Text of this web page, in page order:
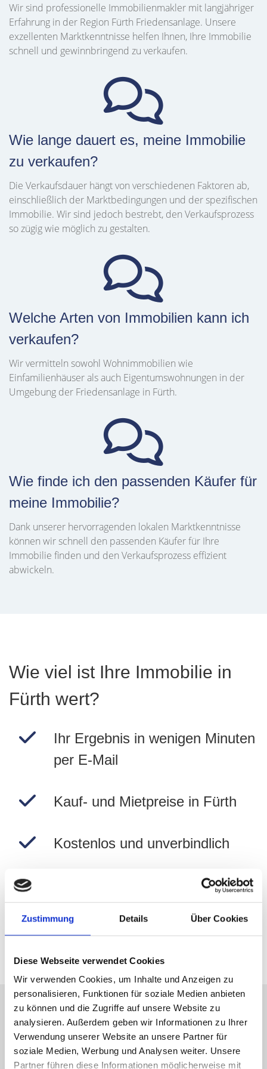
Zustimmung Details Über Cookies
Diese Webseite verwendet Cookies
Wir verwenden Cookies, um Inhalte und Anzeigen zu
personalisieren, Funktionen für soziale Medien anbieten
zu können und die Zugriffe auf unsere Website zu
analysieren. Außerdem geben wir Informationen zu Ihrer
Verwendung unserer Website an unsere Partner für
soziale Medien, Werbung und Analysen weiter. Unsere
Partner führen diese Informationen möglicherweise mit
Wir sind professionelle Immobilienmakler mit langjähriger
Erfahrung in der Region Fürth Friedensanlage. Unsere
exzellenten Marktkenntnisse helfen Ihnen, Ihre Immobilie
schnell und gewinnbringend zu verkaufen.
Wie lange dauert es, meine Immobilie
zu verkaufen?
Die Verkaufsdauer hängt von verschiedenen Faktoren ab,
einschließlich der Marktbedingungen und der spezifischen
Immobilie. Wir sind jedoch bestrebt, den Verkaufsprozess
so zügig wie möglich zu gestalten.
Welche Arten von Immobilien kann ich
verkaufen?
Wir vermitteln sowohl Wohnimmobilien wie
Einfamilienhäuser als auch Eigentumswohnungen in der
Umgebung der Friedensanlage in Fürth.
Wie finde ich den passenden Käufer für
meine Immobilie?
Dank unserer hervorragenden lokalen Marktkenntnisse
können wir schnell den passenden Käufer für Ihre
Immobilie finden und den Verkaufsprozess effizient
abwickeln.
Wie viel ist Ihre Immobilie in
Fürth wert?
Ihr Ergebnis in wenigen Minuten
per E-Mail
Kauf- und Mietpreise in Fürth
Kostenlos und unverbindlich
Preise in Fürth berechnen!
Immobilie jetzt bewerten
Immobilienverkauf in Fürth
Friedensanlage und Region: